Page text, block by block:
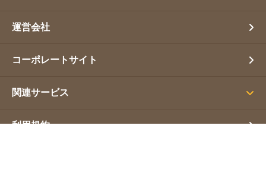
運営会社
コーポレートサイト
関連サービス
利用規約